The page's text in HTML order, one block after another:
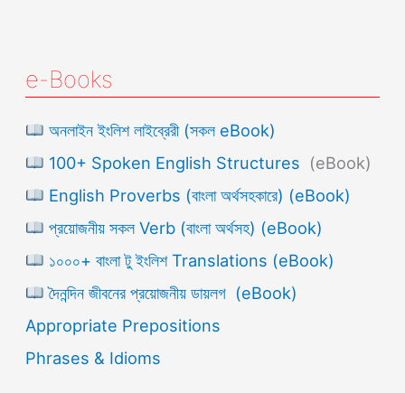
e-Books
অনলাইন ইংলিশ লাইব্রেরী (সকল eBook)
100+ Spoken English Structures (eBook)
English Proverbs (বাংলা অর্থসহকারে) (eBook)
প্রয়োজনীয় সকল Verb (বাংলা অর্থসহ) (eBook)
১০০০+ বাংলা টু ইংলিশ Translations (eBook)
দৈনন্দিন জীবনের প্রয়োজনীয় ডায়লগ (eBook)
Appropriate Prepositions
Phrases & Idioms